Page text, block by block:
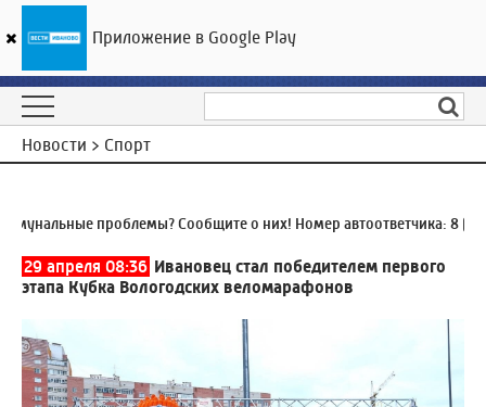
ГТРК «Ивтелерадио»
Новости > Спорт
проблемы? Сообщите о них! Номер автоответчика:8
29 апреля 08:36 Ивановец стал победителем первого
этапа Кубка Вологодских веломарафонов
Приложение в Google Play